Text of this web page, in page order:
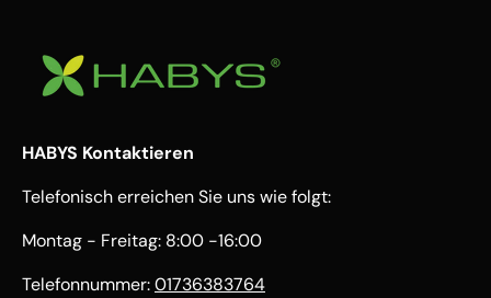
HABYS Kontaktieren
Telefonisch erreichen Sie uns wie folgt:
Montag - Freitag: 8:00 -16:00
Telefonnummer:01736383764